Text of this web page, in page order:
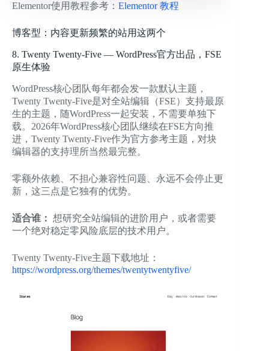
Elementor使用教程参考： Elementor 教程
博客型：内容更新频繁的站用这两个
8. Twenty Twenty-Five — WordPress官方出品，FSE
原生体验
WordPress核心团队每年都会发一款默认主题，
Twenty Twenty-Five是对全站编辑（FSE）支持最原
生的主题，随WordPress一起安装，不需要单独下
载。2026年WordPress核心团队继续在FSE方向推
进，Twenty Twenty-Five作为官方参考主题，对块
编辑器的支持理所当然最完整。
零额外依赖、不担心兼容性问题、永远不会停止更
新，这三点是它独有的优势。
适合谁： 想研究全站编辑的进阶用户，或者需要
一个绝对稳定零风险底层的技术用户。
Twenty Twenty-Five主题下载地址：
https://wordpress.org/themes/twentytwentyfive/